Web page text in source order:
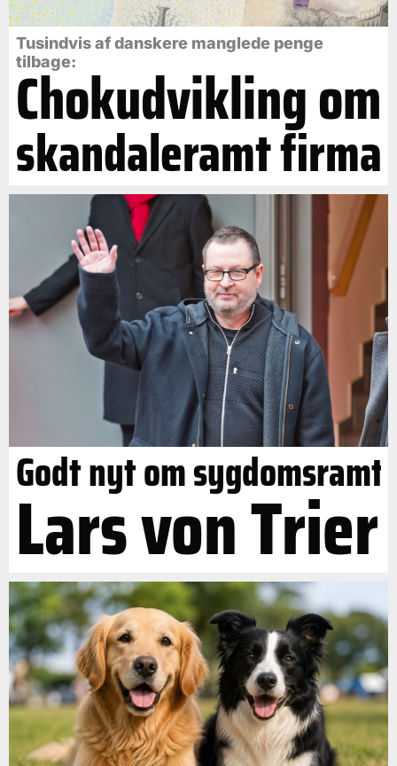
Tusindvis af danskere manglede penge
tilbage:
Chokudvikling om
skandaleramt firma
Godt nyt om sygdomsramt
Lars von Trier